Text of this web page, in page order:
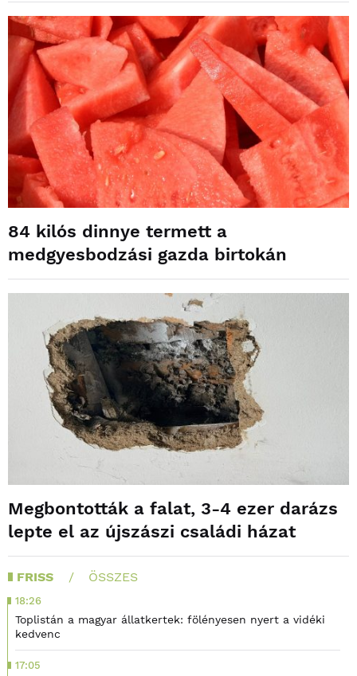
84 kilós dinnye termett a
medgyesbodzási gazda birtokán
Megbontották a falat, 3-4 ezer darázs
lepte el az újszászi családi házat
FRISS ÖSSZES
18:26
Toplistán a magyar állatkertek: fölényesen nyert a vidéki
kedvenc
17:05